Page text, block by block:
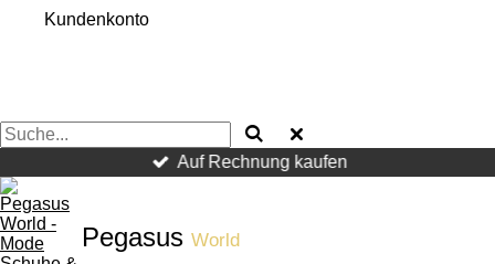
Kundenkonto
Auf Rechnung kaufen
Pegasus World